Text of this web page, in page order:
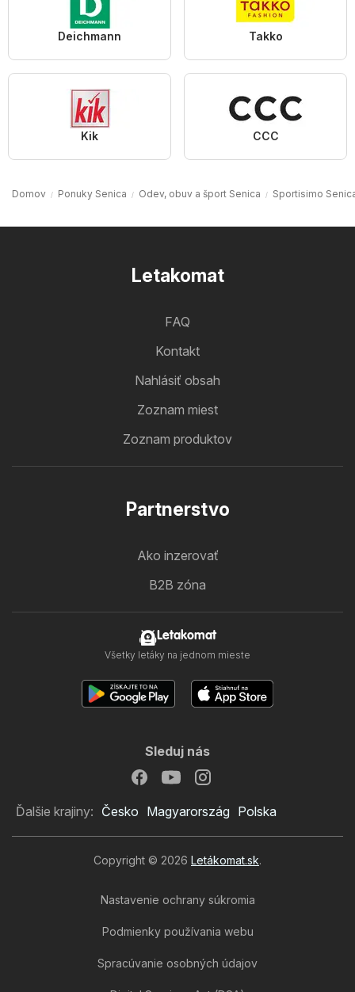
Deichmann Takko
Kik CCC
Domov Ponuky Senica Odev, obuv a šport Senica Sportisimo
Letakomat
FAQ
Kontakt
Nahlásiť obsah
Zoznam miest
Zoznam produktov
Partnerstvo
Ako inzerovať
B2B zóna
Letakomat
Všetky letáky na jednom mieste
Sleduj nás
Ďalšie krajiny: Česko Magyarország Polska
Copyright © 2026 Letákomat.sk.
Nastavenie ochrany súkromia
Podmienky používania webu
Spracúvanie osobných údajov